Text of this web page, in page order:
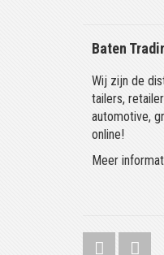
Baten
Wij zijn de
tailers,
automotive,
online!
Meer